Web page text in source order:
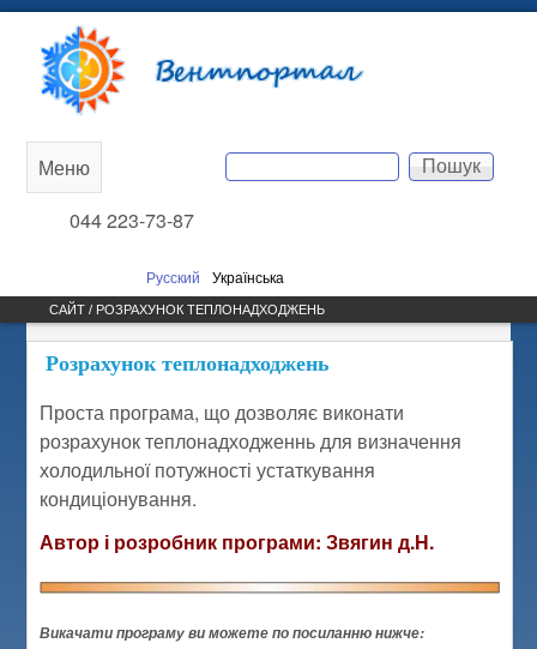
вмісту
Вентпортал
Пошукова форма
Пошук
044 223-73-87
Русский Українська
Main
menu
Меню
САЙТ / РОЗРАХУНОК ТЕПЛОНАДХОДЖЕНЬ
Розрахунок теплонадходжень
Проста програма, що дозволяє виконати
розрахунок теплонадходженнь для визначення
холодильної потужності устаткування
кондиціонування.
Автор і розробник програми: Звягин д.Н.
Викачати програму ви можете по посиланню нижче: